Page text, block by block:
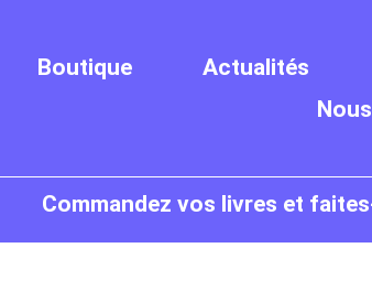
Boutique Actualités
Commandez vos livres et